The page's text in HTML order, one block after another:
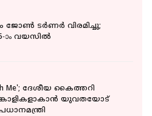
ജോൺ ടർണർ വിരമിച്ചു;
ാം വയസിൽ
Me'; ദേശീയ കൈത്തറി
യുവതയോട്